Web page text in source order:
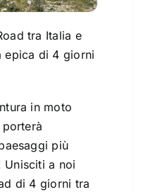
tra Italia e
epica di 4 giorni
in moto
più
Unisciti a noi
di 4 giorni tra